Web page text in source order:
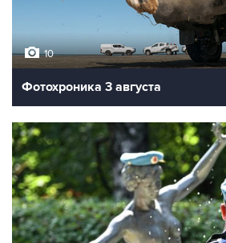
10
Фотохроника 3 августа